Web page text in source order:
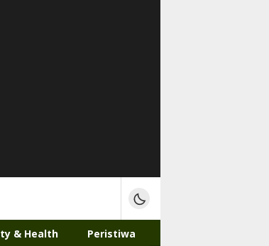
& Health Peristiwa